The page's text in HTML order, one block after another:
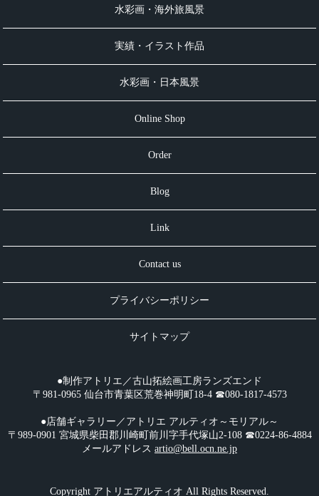
水彩画・海外旅風景
実績・イラスト作品
水彩画・日本風景
Online Shop
Order
Blog
Link
Contact us
プライバシーポリシー
サイトマップ
●制作アトリエ／古山拓絵画工房ランズエンド
〒981-0965 仙台市青葉区荒巻神明町18-4 ☎︎080-1817-4573
●店舗ギャラリー／アトリエ アルティオ～モリアル～
〒989-0901 宮城県柴田郡川崎町前川字手代塚山2-108 ☎︎0224-86-4884
メールアドレス artio@bell.ocn.ne.jp
Copyright アトリエアルティオ All Rights Reserved.